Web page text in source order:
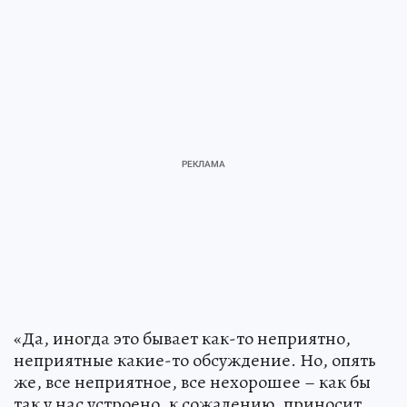
«Да, иногда это бывает как-то неприятно,
неприятные какие-то обсуждение. Но, опять
же, все неприятное, все нехорошее – как бы